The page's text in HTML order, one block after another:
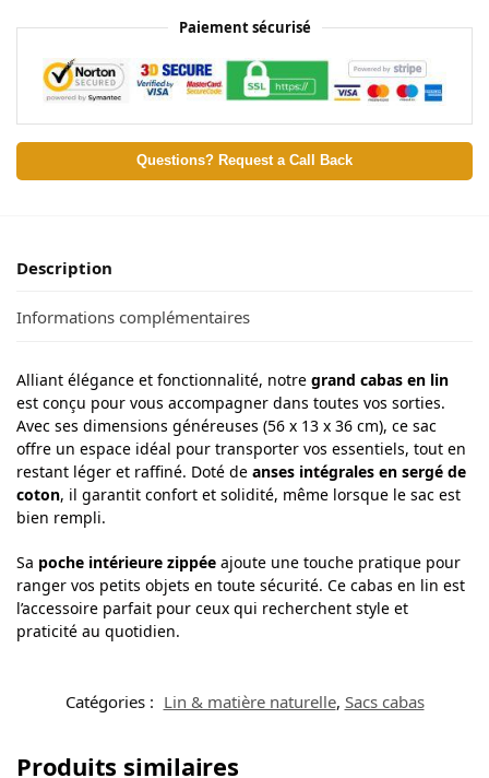
Paiement sécurisé
Questions? Request a Call Back
Description
Informations complémentaires
Alliant élégance et fonctionnalité, notre grand cabas en lin
est conçu pour vous accompagner dans toutes vos sorties.
Avec ses dimensions généreuses (56 x 13 x 36 cm), ce sac
offre un espace idéal pour transporter vos essentiels, tout en
restant léger et raffiné. Doté de anses intégrales en sergé de
coton, il garantit confort et solidité, même lorsque le sac est
bien rempli.
Sa poche intérieure zippée ajoute une touche pratique pour
ranger vos petits objets en toute sécurité. Ce cabas en lin est
l’accessoire parfait pour ceux qui recherchent style et
praticité au quotidien.
Catégories : Lin & matière naturelle, Sacs cabas
Produits similaires